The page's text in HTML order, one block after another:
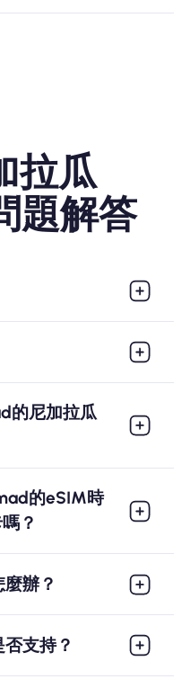
拉瓜
題解答
的尼加拉瓜
的eSIM時
？
辦？
支持？